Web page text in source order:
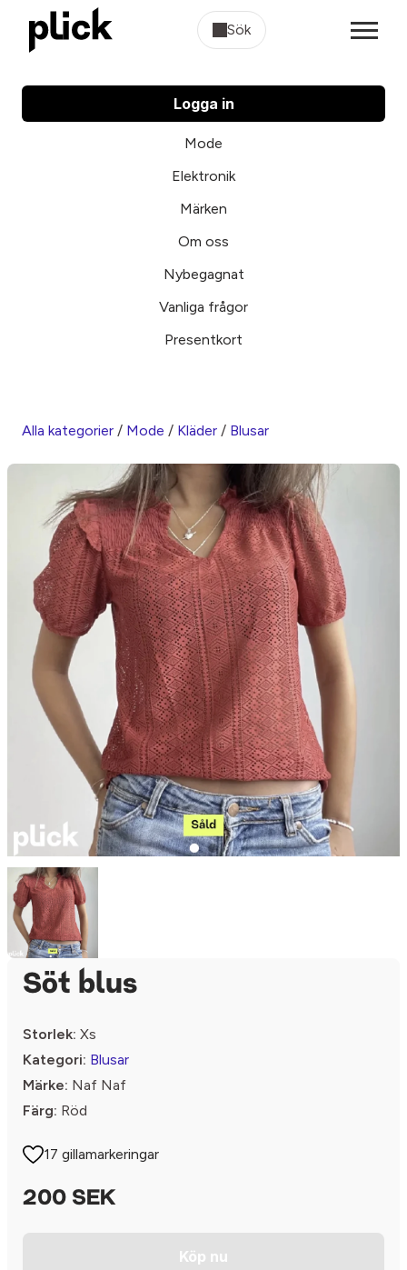
Sök
Logga in
Mode
Elektronik
Märken
Om oss
Nybegagnat
Vanliga frågor
Presentkort
Alla kategorier / Mode / Kläder / Blusar
Söt blus
Storlek: Xs
Kategori: Blusar
Märke: Naf Naf
Färg: Röd
17 gillamarkeringar
200 SEK
Köp nu